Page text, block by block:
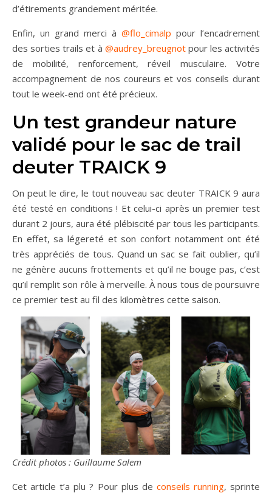
d’étirements grandement méritée.
Enfin, un grand merci à @flo_cimalp pour l’encadrement
des sorties trails et à @audrey_breugnotpour les activités
de mobilité, renforcement, réveil musculaire. Votre
accompagnement de nos coureurs et vos conseils durant
tout le week-end ont été précieux.
Un test grandeur nature
validé pour le sac de trail
deuter TRAICK 9
On peut le dire, le tout nouveau sac deuter TRAICK 9 aura
été testé en conditions ! Et celui-ci après un premier test
durant 2 jours, aura été plébiscité par tous les participants.
En effet, sa légereté et son confort notamment ont été
très appréciés de tous. Quand un sac se fait oublier, qu’il
ne génère aucuns frottements et qu’il ne bouge pas, c’est
qu’il remplit son rôle à merveille. À nous tous de poursuivre
ce premier test au fil des kilomètres cette saison.
Crédit photos : Guillaume Salem
Cet article t’a plu ? Pour plus de conseils running, sprinte